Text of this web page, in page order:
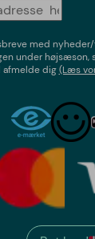
med
under højsæson,
afmelde dig(Læs